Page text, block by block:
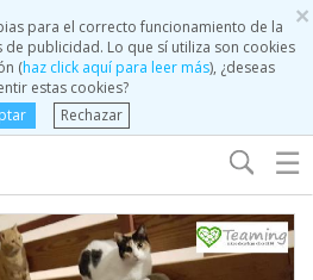
×
para el correcto funcionamiento de la
publicidad. Lo que sí utiliza son cookies
(haz click aquí para leer más), ¿deseas
estas cookies?
Rechazar
☰